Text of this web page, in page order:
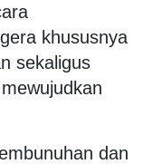
khususnya
sekaligus
dan